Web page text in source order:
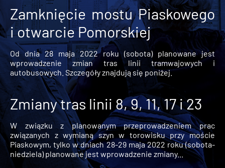
Zamknięcie mostu Piaskowego
i otwarcie Pomorskiej
Od dnia 28 maja 2022 roku (sobota) planowane jest
wprowadzenie zmian tras linii tramwajowych i
autobusowych. Szczegóły znajdują się poniżej.
Zmiany tras linii 8, 9, 11, 17 i 23
W związku z planowanym przeprowadzeniem prac
związanych z wymianą szyn w torowisku przy moście
Piaskowym, tylko w dniach 28-29 maja 2022 roku (sobota-
niedziela) planowane jest wprowadzenie zmiany...